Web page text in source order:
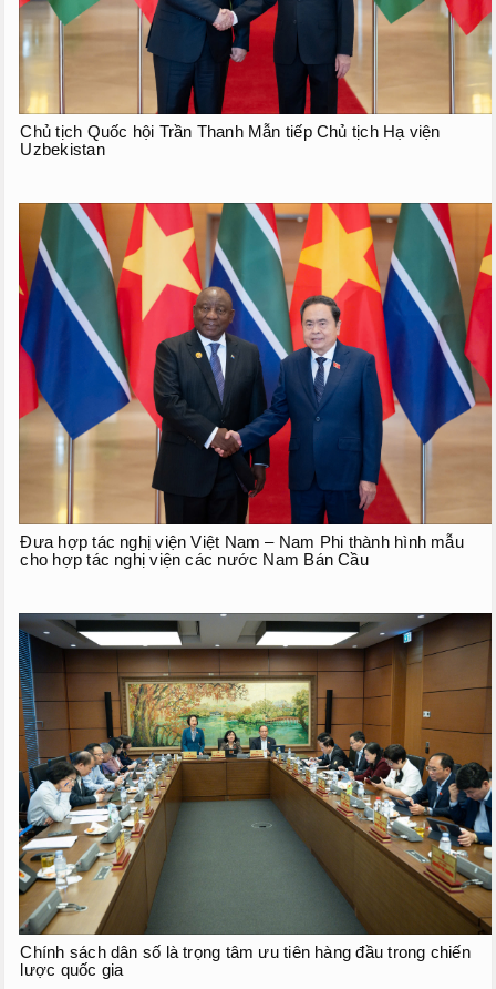
Chủ tịch Quốc hội Trần Thanh Mẫn tiếp Chủ tịch Hạ viện
Uzbekistan
Đưa hợp tác nghị viện Việt Nam – Nam Phi thành hình mẫu
cho hợp tác nghị viện các nước Nam Bán Cầu
Chính sách dân số là trọng tâm ưu tiên hàng đầu trong chiến
lược quốc gia